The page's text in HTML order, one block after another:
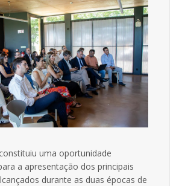
uma oportunidade
a apresentação dos principais
durante as duas épocas de